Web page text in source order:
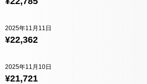
¥22,362
2025年11月11日
¥21,721
2025年11月10日